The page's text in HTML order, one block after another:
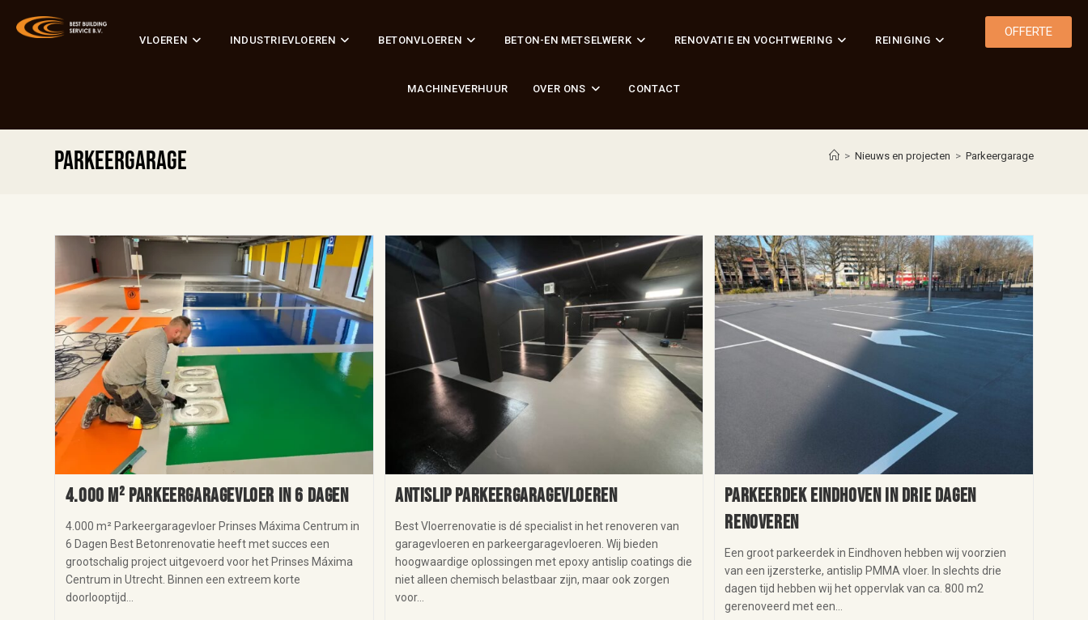
VLOEREN INDUSTRIEVLOEREN BETONVLOEREN BETON-EN METSELWERK RENOVATIE EN VOCHTWERING REINIGING
MACHINEVERHUUR OVER ONS CONTACT
OFFERTE
Parkeergarage > Nieuws en projecten > Parkeergarage
4.000 m² Parkeergaragevloer in 6 Dagen
4.000 m² Parkeergaragevloer Prinses Máxima Centrum in
6 Dagen Best Betonrenovatie heeft met succes een
grootschalig project uitgevoerd voor het Prinses Máxima
Centrum in Utrecht. Binnen een extreem korte
doorlooptijd…
Antislip parkeergaragevloeren
Best Vloerrenovatie is dé specialist in het renoveren van
garagevloeren en parkeergaragevloeren. Wij bieden
hoogwaardige oplossingen met epoxy antislip coatings die
niet alleen chemisch belastbaar zijn, maar ook zorgen
voor…
Parkeerdek Eindhoven in drie dagen
renoveren
Een groot parkeerdek in Eindhoven hebben wij voorzien
van een ijzersterke, antislip PMMA vloer. In slechts drie
dagen tijd hebben wij het oppervlak van ca. 800 m2
gerenoveerd met een…